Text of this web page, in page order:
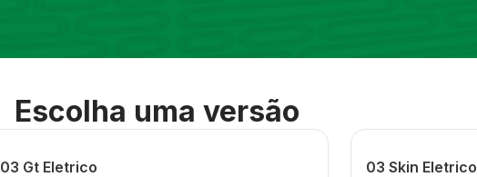
Escolha uma versão
03 Gt Eletrico 03 Skin Eletrico